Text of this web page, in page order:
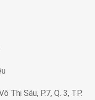
Thị Sáu, P.7, Q. 3, TP.